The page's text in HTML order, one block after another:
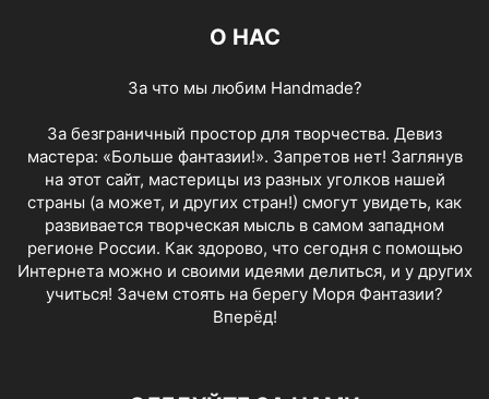
О НАС
За что мы любим Handmade?
За безграничный простор для творчества. Девиз
мастера: «Больше фантазии!». Запретов нет! Заглянув
на этот сайт, мастерицы из разных уголков нашей
страны (а может, и других стран!) смогут увидеть, как
развивается творческая мысль в самом западном
регионе России. Как здорово, что сегодня с помощью
Интернета можно и своими идеями делиться, и у других
учиться! Зачем стоять на берегу Моря Фантазии?
Вперёд!